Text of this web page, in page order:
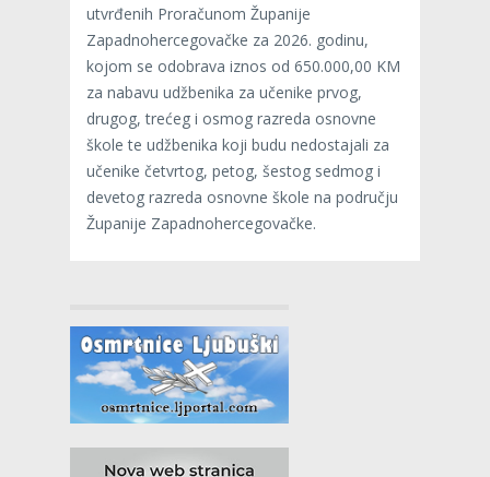
utvrđenih Proračunom Županije
Zapadnohercegovačke za 2026. godinu,
kojom se odobrava iznos od 650.000,00 KM
za nabavu udžbenika za učenike prvog,
drugog, trećeg i osmog razreda osnovne
škole te udžbenika koji budu nedostajali za
učenike četvrtog, petog, šestog sedmog i
devetog razreda osnovne škole na području
Županije Zapadnohercegovačke.